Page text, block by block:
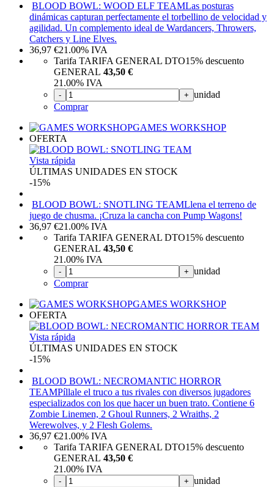
BLOOD BOWL: WOOD ELF TEAMLas posturas
dinámicas capturan perfectamente el torbellino de velocidad y
agilidad. Un complemento ideal de Wardancers, Throwers,
Catchers y Line Elves.
36,97 €21.00% IVA
Tarifa TARIFA GENERAL DTO15% descuento
GENERAL 43,50 €
21.00% IVA
- + unidad
Comprar
GAMES WORKSHOP
OFERTA
Vista rápida
ÚLTIMAS UNIDADES EN STOCK
-15%
BLOOD BOWL: SNOTLING TEAMLlena el terreno de
juego de chusma. ¡Cruza la cancha con Pump Wagons!
36,97 €21.00% IVA
Tarifa TARIFA GENERAL DTO15% descuento
GENERAL 43,50 €
21.00% IVA
- + unidad
Comprar
GAMES WORKSHOP
OFERTA
Vista rápida
ÚLTIMAS UNIDADES EN STOCK
-15%
BLOOD BOWL: NECROMANTIC HORROR
TEAMPíllale el truco a tus rivales con diversos jugadores
especializados con los que hacer un buen trato. Contiene 6
Zombie Linemen, 2 Ghoul Runners, 2 Wraiths, 2
Werewolves, y 2 Flesh Golems.
36,97 €21.00% IVA
Tarifa TARIFA GENERAL DTO15% descuento
GENERAL 43,50 €
21.00% IVA
- + unidad